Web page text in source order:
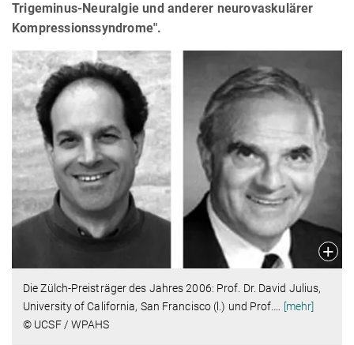
Trigeminus-Neuralgie und anderer neurovaskulärer
Kompressionssyndrome".
Die Zülch-Preisträger des Jahres 2006: Prof. Dr. David Julius,
University of California, San Francisco (l.) und Prof.
[mehr]
© UCSF / WPAHS